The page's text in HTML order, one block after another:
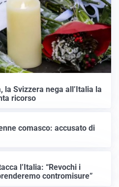
la Svizzera nega all’Italia la
ricorso
comasco: accusato di
l’Italia: “Revochi i
contromisure”